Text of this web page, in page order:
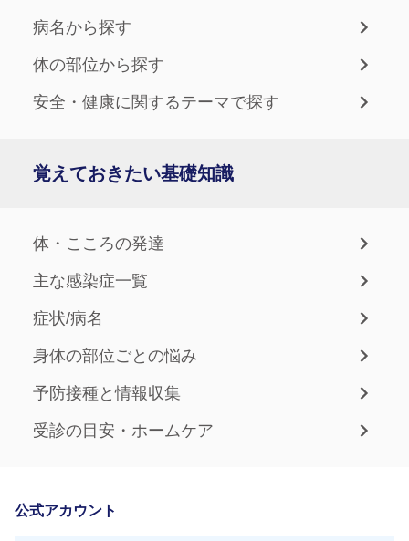
病名から探す
体の部位から探す
安全・健康に関するテーマで探す
覚えておきたい基礎知識
体・こころの発達
主な感染症一覧
症状/病名
身体の部位ごとの悩み
予防接種と情報収集
受診の目安・ホームケア
公式アカウント